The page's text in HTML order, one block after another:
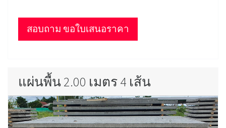
สอบถาม ขอใบเสนอราคา
แผ่นพื้น 2.00 เมตร 4 เส้น